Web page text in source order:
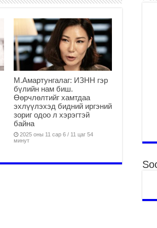
М.Амартунгалаг: ИЗНН гэр
бүлийн нам биш.
Өөрчлөлтийг хамтдаа
эхлүүлэхэд бидний иргэний
зориг одоо л хэрэгтэй
байна
2025 оны 11 сар 6 / 11 цаг 54
минут
Өв